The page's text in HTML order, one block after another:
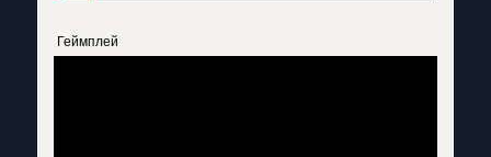
Геймплей